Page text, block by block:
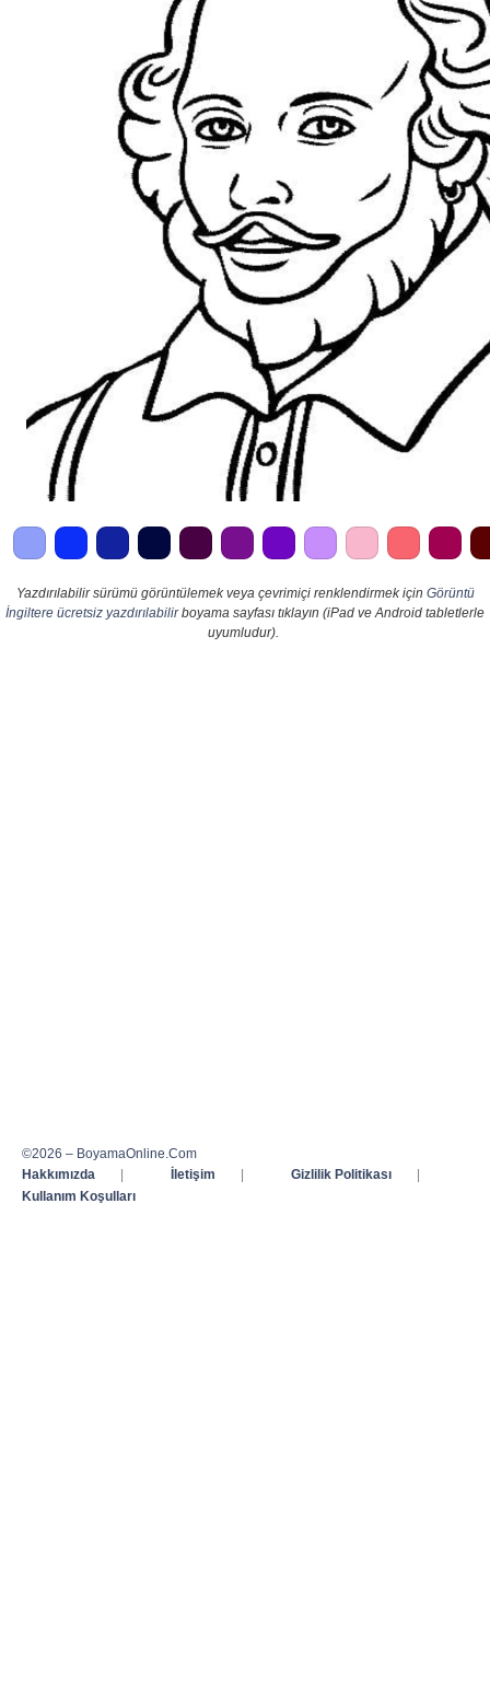
Yazdırılabilir sürümü görüntülemek veya çevrimiçi renklendirmek için Görüntü
İngiltere ücretsiz yazdırılabilirboyama sayfası tıklayın (iPad ve Android tabletlerle
uyumludur).
©2026 – BoyamaOnline.Com
Hakkımızda
| İletişim | Gizlilik Politikası
|
Kullanım Koşulları